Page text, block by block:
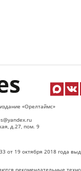
«Орелтаймс»
д.27, пом. 9
от 19 октября 2018 года